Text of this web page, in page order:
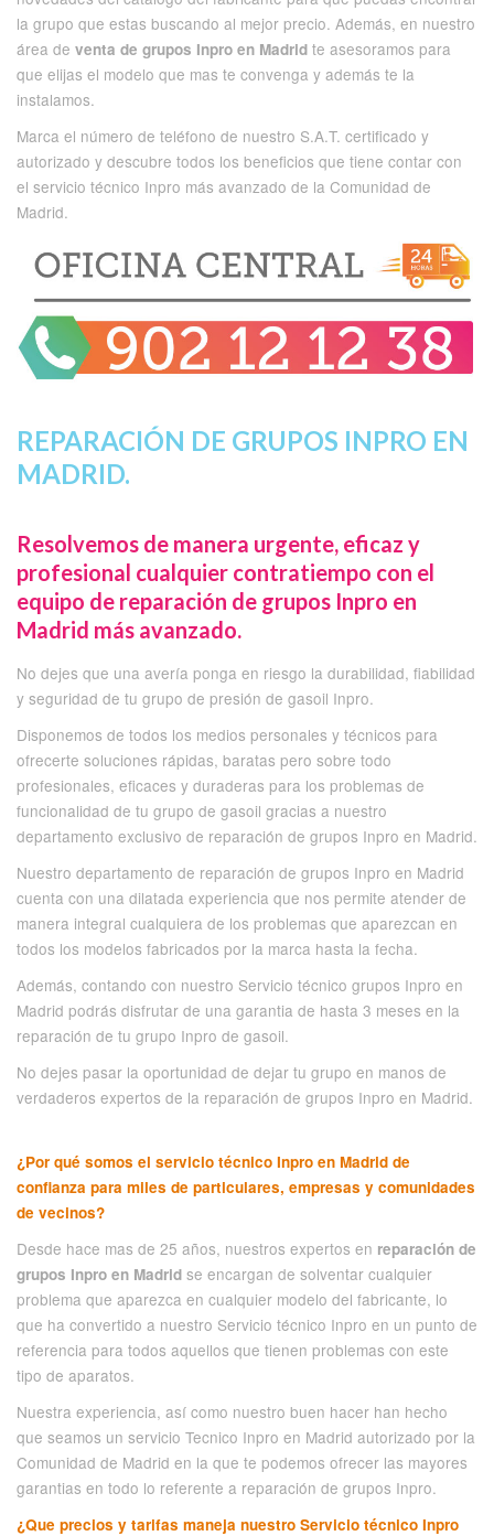
la grupo que estas buscando al mejor precio. Además, en nuestro
área de venta de grupos Inpro en Madrid te asesoramos para
que elijas el modelo que mas te convenga y además te la
instalamos.
Marca el número de teléfono de nuestro S.A.T. certificado y
autorizado y descubre todos los beneficios que tiene contar con
el servicio técnico Inpro más avanzado de la Comunidad de
Madrid.
REPARACIÓN DE GRUPOS INPRO EN
MADRID.
Resolvemos de manera urgente, eficaz y
profesional cualquier contratiempo con el
equipo de reparación de grupos Inpro en
Madrid más avanzado.
No dejes que una avería ponga en riesgo la durabilidad, fiabilidad
y seguridad de tu grupo de presión de gasoil Inpro.
Disponemos de todos los medios personales y técnicos para
ofrecerte soluciones rápidas, baratas pero sobre todo
profesionales, eficaces y duraderas para los problemas de
funcionalidad de tu grupo de gasoil gracias a nuestro
departamento exclusivo de reparación de grupos Inpro en Madrid.
Nuestro departamento de reparación de grupos Inpro en Madrid
cuenta con una dilatada experiencia que nos permite atender de
manera integral cualquiera de los problemas que aparezcan en
todos los modelos fabricados por la marca hasta la fecha.
Además, contando con nuestro Servicio técnico grupos Inpro en
Madrid podrás disfrutar de una garantia de hasta 3 meses en la
reparación de tu grupo Inpro de gasoil.
No dejes pasar la oportunidad de dejar tu grupo en manos de
verdaderos expertos de la reparación de grupos Inpro en Madrid.
¿Por qué somos el servicio técnico Inpro en Madrid de
confianza para miles de particulares, empresas y comunidades
de vecinos?
Desde hace mas de 25 años, nuestros expertos en reparación de
grupos Inpro en Madrid se encargan de solventar cualquier
problema que aparezca en cualquier modelo del fabricante, lo
que ha convertido a nuestro Servicio técnico Inpro en un punto de
referencia para todos aquellos que tienen problemas con este
tipo de aparatos.
Nuestra experiencia, así como nuestro buen hacer han hecho
que seamos un servicio Tecnico Inpro en Madrid autorizado por la
Comunidad de Madrid en la que te podemos ofrecer las mayores
garantias en todo lo referente a reparación de grupos Inpro.
¿Que precios y tarifas maneja nuestro Servicio técnico Inpro